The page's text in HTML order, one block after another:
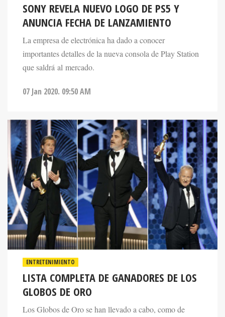
SONY REVELA NUEVO LOGO DE PS5 Y
ANUNCIA FECHA DE LANZAMIENTO
La empresa de electrónica ha dado a conocer
importantes detalles de la nueva consola de Play Station
que saldrá al mercado.
07 Jan 2020. 09:50 AM
ENTRETENIMIENTO
LISTA COMPLETA DE GANADORES DE LOS
GLOBOS DE ORO
Los Globos de Oro se han llevado a cabo, como de